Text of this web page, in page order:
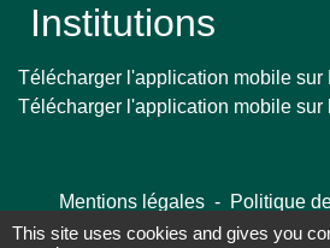
Institutions
Télécharger l'application mobile sur
Télécharger l'application mobile sur
Mentions légales - Politique
Accessibilité - Plan du site -
This site uses cookies and gives you